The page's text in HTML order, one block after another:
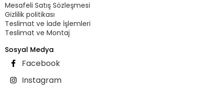
Mesafeli Satış Sözleşmesi
Gizlilik politikası
Teslimat ve İade İşlemleri
Teslimat ve Montaj
Sosyal Medya
Facebook
Instagram